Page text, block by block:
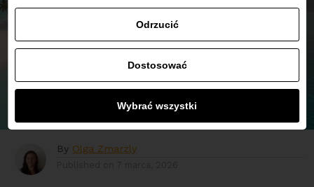
ARTYKUŁY
CHARTER Z MALEDIWÓW
DO BRATYSŁAWY
By Olga Zmarzly
Odrzucić
Dostosować
Wybrać wszystki